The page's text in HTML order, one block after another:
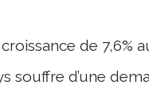
de 7,6%
souffre d’une